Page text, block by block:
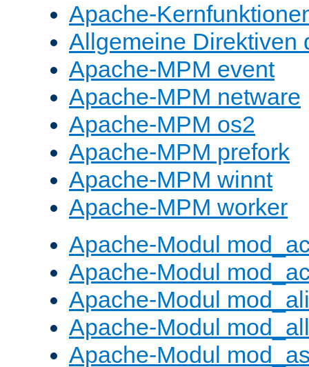
Apache-
Allgemeine Direktiven
Apache-MPM event
Apache-MPM netware
Apache-MPM os2
Apache-MPM prefork
Apache-MPM winnt
Apache-MPM worker
Apache-Modul
Apache-Modul
Apache-Modul
Apache-Modul
Apache-Modul